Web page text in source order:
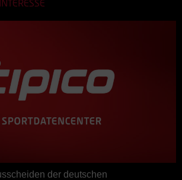
der deutschen